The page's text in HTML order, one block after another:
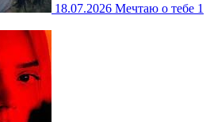
18.07.2026 Мечтаю о тебе 1